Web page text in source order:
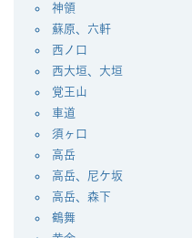
神領
蘇原、六軒
西ノ口
西大垣、大垣
覚王山
車道
須ヶ口
高岳
高岳、尼ケ坂
高岳、森下
鶴舞